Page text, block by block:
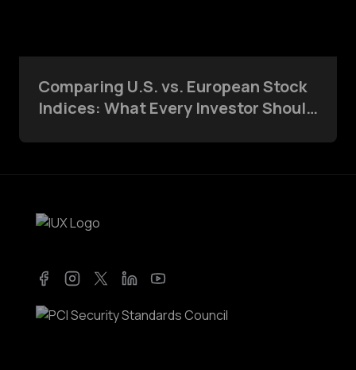
Comparing U.S. vs. European Stock
Indices: What Every Investor Should